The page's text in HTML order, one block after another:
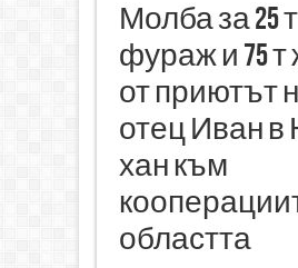
Молба за 25 т
фураж и 75 т
от приютът
отец Иван в
хан към
областта